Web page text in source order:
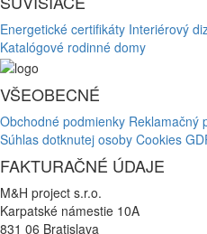
Energetické certifikáty Interiérový
Katalógové rodinné domy
VŠEOBECNÉ
Obchodné podmienky Reklamačný
Súhlas dotknutej osoby Cookies
FAKTURAČNÉ ÚDAJE
M&H project s.r.o.
Karpatské námestie 10A
831 06 Bratislava